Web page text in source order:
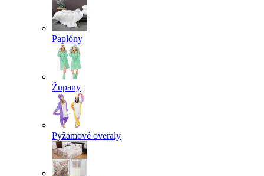
Paplóny
Župany
Pyžamové overaly